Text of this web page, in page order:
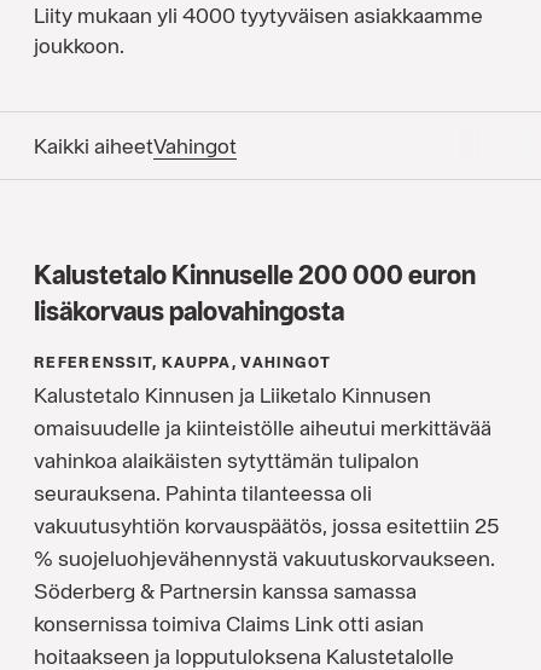
Liity mukaan yli 4000 tyytyväisen asiakkaamme
joukkoon.
Kaikki aiheetVahingot
Kalustetalo Kinnuselle 200 000 euron
lisäkorvaus palovahingosta
REFERENSSIT, KAUPPA, VAHINGOT
Kalustetalo Kinnusen ja Liiketalo Kinnusen
omaisuudelle ja kiinteistölle aiheutui merkittävää
vahinkoa alaikäisten sytyttämän tulipalon
seurauksena. Pahinta tilanteessa oli
vakuutusyhtiön korvauspäätös, jossa esitettiin 25
% suojeluohjevähennystä vakuutuskorvaukseen.
Söderberg & Partnersin kanssa samassa
konsernissa toimiva Claims Link otti asian
hoitaakseen ja lopputuloksena Kalustetalolle